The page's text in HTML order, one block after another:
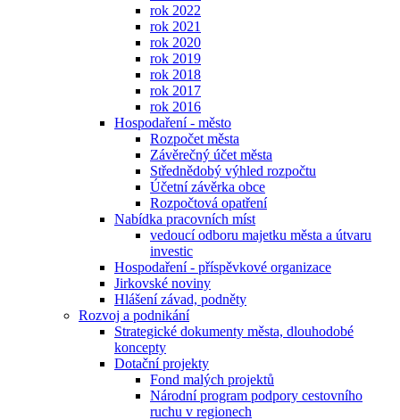
rok 2022
rok 2021
rok 2020
rok 2019
rok 2018
rok 2017
rok 2016
Hospodaření - město
Rozpočet města
Závěrečný účet města
Střednědobý výhled rozpočtu
Účetní závěrka obce
Rozpočtová opatření
Nabídka pracovních míst
vedoucí odboru majetku města a útvaru
investic
Hospodaření - příspěvkové organizace
Jirkovské noviny
Hlášení závad, podněty
Rozvoj a podnikání
Strategické dokumenty města, dlouhodobé
koncepty
Dotační projekty
Fond malých projektů
Národní program podpory cestovního
ruchu v regionech